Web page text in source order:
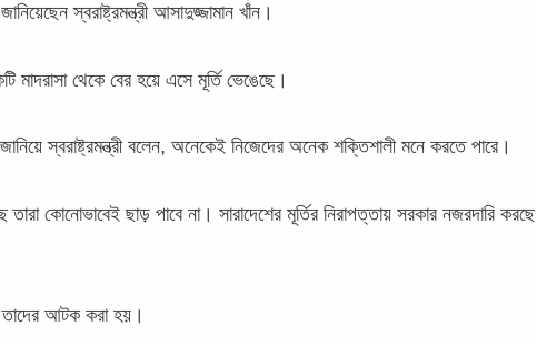
স্বরাষ্ট্রমন্ত্রী আসাদুজ্জামান খাঁন।
মাদরাসা থেকে বের হয়ে এসে মূর্তি ভেঙেছে।
স্বরাষ্ট্রমন্ত্রী বলেন, অনেকেই নিজেদের অনেক শক্তিশালী মনে করতে পারে।
কোনোভাবেই ছাড় পাবে না। সারাদেশের মূর্তির নিরাপত্তায় সরকার নজরদারি করছে
তাদের আটক করা হয়।